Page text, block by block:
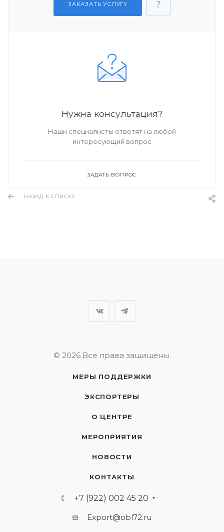
ЗАКАЗАТЬ УСЛУГУ
Нужна консультация?
Наши специалисты ответят на любой
интересующий вопрос
ЗАДАТЬ ВОПРОС
НАЗАД К СПИСКУ
© 2026 Все права защищены.
МЕРЫ ПОДДЕРЖКИ
ЭКСПОРТЕРЫ
О ЦЕНТРЕ
МЕРОПРИЯТИЯ
НОВОСТИ
КОНТАКТЫ
+7 (922) 002 45 20
Export@obl72.ru